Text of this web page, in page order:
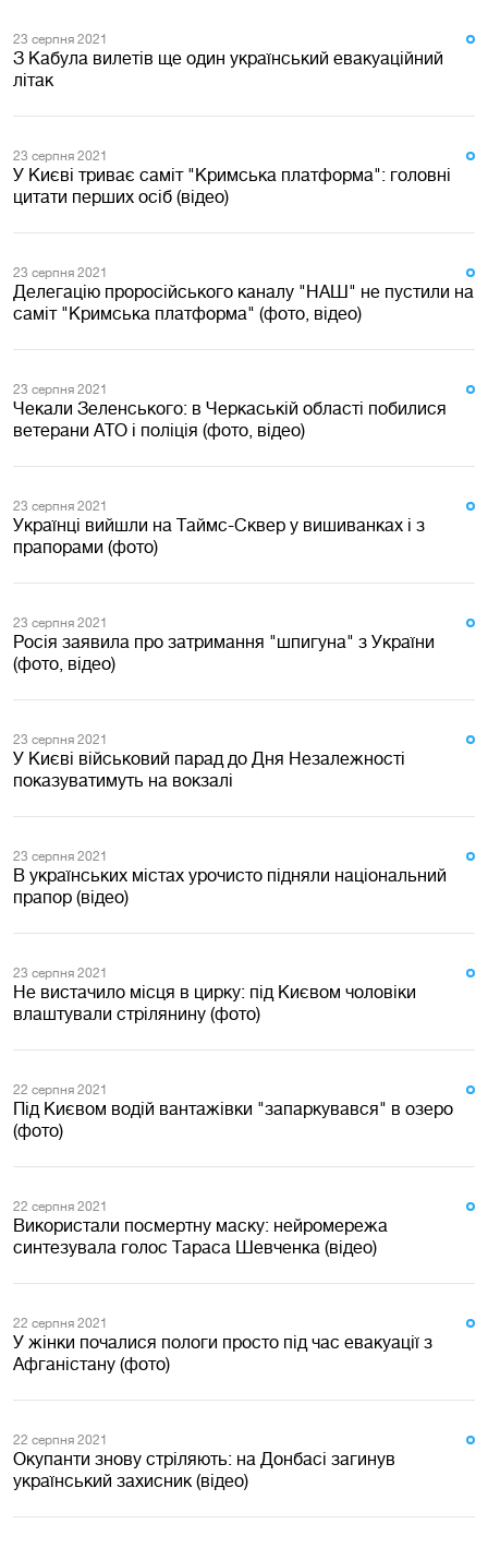
23 серпня 2021
З Кабула вилетів ще один український евакуаційний
літак
23 серпня 2021
У Києві триває саміт "Кримська платформа": головні
цитати перших осіб (відео)
23 серпня 2021
Делегацію проросійського каналу "НАШ" не пустили на
саміт "Кримська платформа" (фото, відео)
23 серпня 2021
Чекали Зеленського: в Черкаській області побилися
ветерани АТО і поліція (фото, відео)
23 серпня 2021
Українці вийшли на Таймс-Сквер у вишиванках і з
прапорами (фото)
23 серпня 2021
Росія заявила про затримання "шпигуна" з України
(фото, відео)
23 серпня 2021
У Києві військовий парад до Дня Незалежності
показуватимуть на вокзалі
23 серпня 2021
В українських містах урочисто підняли національний
прапор (відео)
23 серпня 2021
Не вистачило місця в цирку: під Києвом чоловіки
влаштували стрілянину (фото)
22 серпня 2021
Під Києвом водій вантажівки "запаркувався" в озеро
(фото)
22 серпня 2021
Використали посмертну маску: нейромережа
синтезувала голос Тараса Шевченка (відео)
22 серпня 2021
У жінки почалися пологи просто під час евакуації з
Афганістану (фото)
22 серпня 2021
Окупанти знову стріляють: на Донбасі загинув
український захисник (відео)